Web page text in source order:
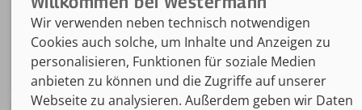
mehr Infos
zum Kauf
Wir verwenden neben technisch notwendigen
Cookies auch solche, um Inhalte und Anzeigen zu
personalisieren, Funktionen für soziale Medien
anbieten zu können und die Zugriffe auf unserer
Webseite zu analysieren. Außerdem geben wir Daten